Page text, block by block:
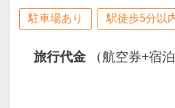
駐車場あり 駅徒歩5分以
旅行代金
（航空券+宿